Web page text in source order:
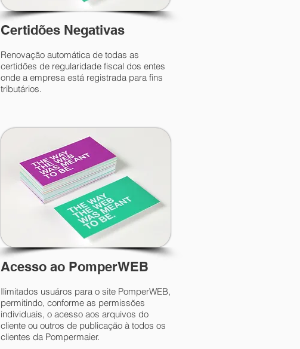
Certidões Negativas
Renovação automática de todas as
certidões de regularidade fiscal dos entes
onde a empresa está registrada para fins
tributários.
Acesso ao PomperWEB
Ilimitados usuáros para o site PomperWEB,
permitindo, conforme as permissões
individuais, o acesso aos arquivos do
cliente ou outros de publicação à todos os
clientes da Pompermaier.